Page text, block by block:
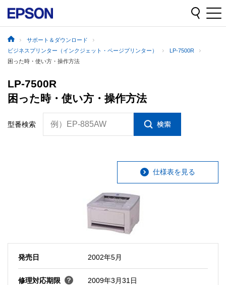
サポート＆ダウンロード
ビジネスプリンター（インクジェット・ページプリンター）
LP-7500R
困った時・使い方・操作方法
LP-7500R
困った時・使い方・操作方法
型番検索 例）EP-885AW
仕様表を見る
発売日 2002年5月
修理対応期限 2009年3月31日